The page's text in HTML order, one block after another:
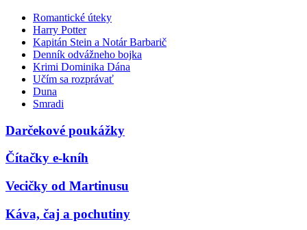
Romantické úteky
Harry Potter
Kapitán Stein a Notár Barbarič
Denník odvážneho bojka
Krimi Dominika Dána
Učím sa rozprávať
Duna
Smradi
Darčekové poukážky
Čítačky e-kníh
Vecičky od Martinusu
Káva, čaj a pochutiny